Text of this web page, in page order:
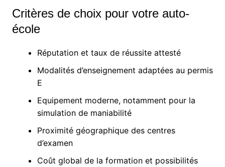
Critères de choix pour votre auto-
école
Réputation et taux de réussite attesté
Modalités d’enseignement adaptées au permis
E
Equipement moderne, notamment pour la
simulation de maniabilité
Proximité géographique des centres
d’examen
Coût global de la formation et possibilités